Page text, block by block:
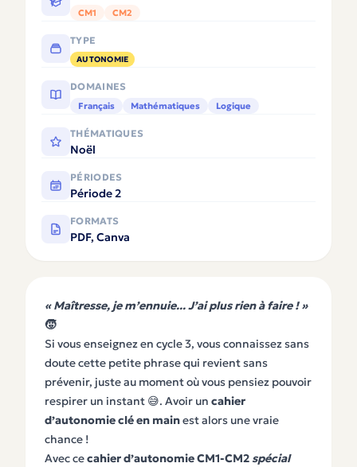
« Maîtresse, je m’ennuie... J’ai plus rien à faire ! »
🧒
Si vous enseignez en cycle 3, vous connaissez sans
doute cette petite phrase qui revient sans
prévenir, juste au moment où vous pensiez pouvoir
respirer un instant 😅. Avoir un cahier
d’autonomie clé en mainest alors une vraie
chance !
Avec cecahier d’autonomie CM1-CM2spécial
CM1 CM2
TYPE
AUTONOMIE
DOMAINES
Français Mathématiques Logique
THÉMATIQUES
Noël
PÉRIODES
Période 2
FORMATS
PDF, Canva